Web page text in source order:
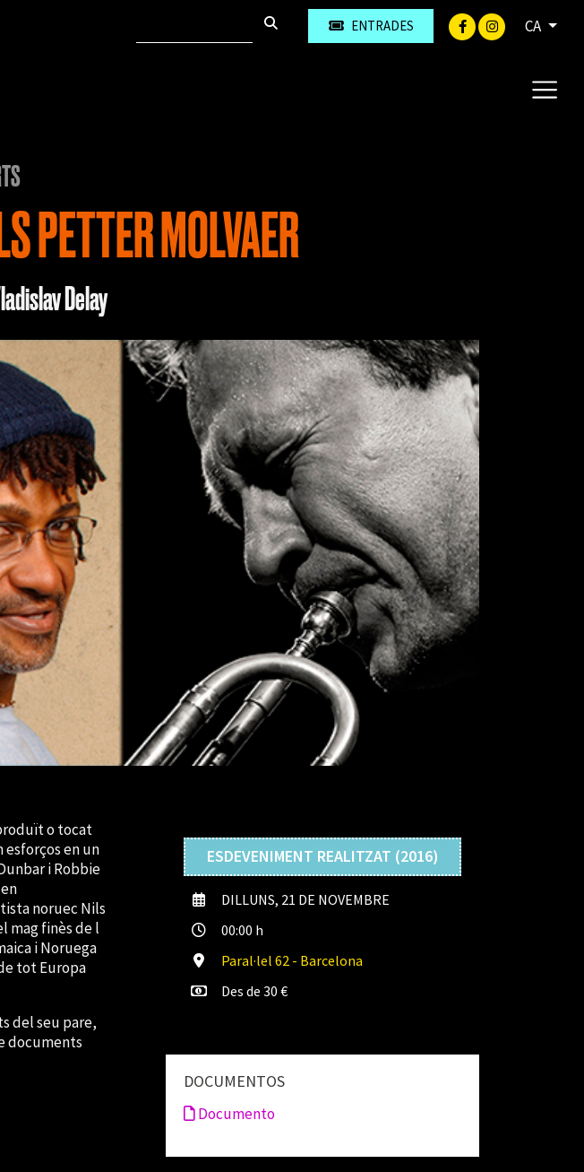
ENTRADES CA
PETTER MOLVAER
Delay
ESDEVENIMENT REALITZAT (2016)
DILLUNS, 21 DE NOVEMBRE
00:00 h
Paral·lel 62 - Barcelona
Des de 30 €
DOCUMENTOS
Documento
o tocat
esforços en un
i Robbie
noruec Nils
mag finès de l
i Noruega
tot Europa
del seu pare,
documents